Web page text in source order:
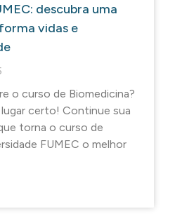
descubra uma
vidas e
o curso de Biomedicina?
certo! Continue sua
torna o curso de
FUMEC o melhor